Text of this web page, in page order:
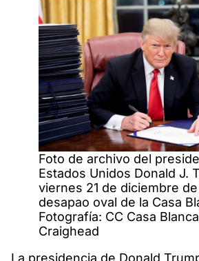
Foto de archivo del
Estados Unidos Donald J.
viernes 21 de diciembre
desapao oval de la Casa
Fotografía: CC Casa
Craighead
La presidencia de Donald